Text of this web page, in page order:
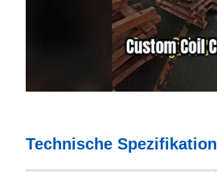
Technische Spezifikation